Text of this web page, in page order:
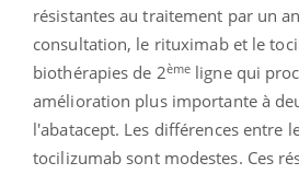
résistantes au traitement par un
consultation, le rituximab et le
biothérapies de 2ème ligne qui
amélioration plus importante à
l'abatacept. Les différences entre
tocilizumab sont modestes. Ces